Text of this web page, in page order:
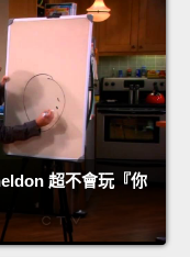
超不會玩『你